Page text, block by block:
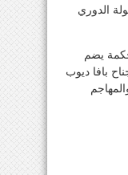
الدوري
يضم
بافا ديوب